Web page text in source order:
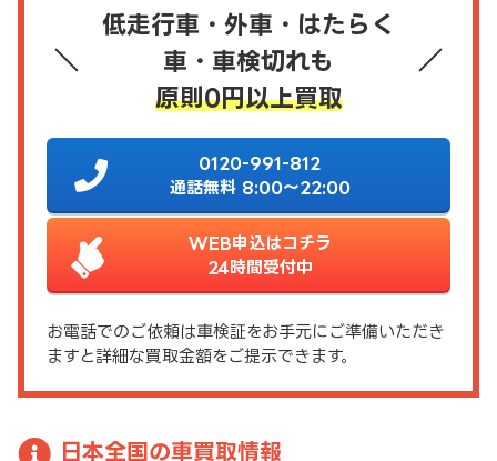
低走行車・外車・はたらく
車・車検切れも
原則0円以上買取
0120-991-812
通話無料 8:00～22:00
WEB申込はコチラ
24時間受付中
お電話でのご依頼は車検証をお手元にご準備いただき
ますと詳細な買取金額をご提示できます。
日本全国の車買取情報